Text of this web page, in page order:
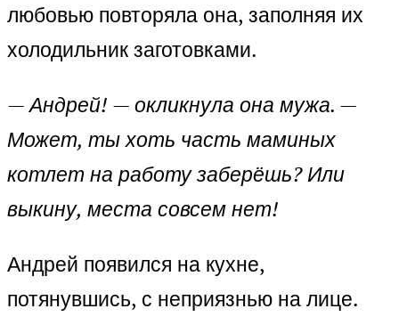
любовью повторяла она, заполняя их
холодильник заготовками.
— Андрей! — окликнула она мужа. —
Может, ты хоть часть маминых
котлет на работу заберёшь? Или
выкину, места совсем нет!
Андрей появился на кухне,
потянувшись, с неприязнью на лице.